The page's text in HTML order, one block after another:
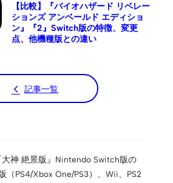
【比較】『バイオハザード リベレー
ションズ アンベールド エディショ
ン』『2』Switch版の特徴、変更
点、他機種版との違い
記事一覧
大神 絶景版』Nintendo Switch版の
（PS4/Xbox One/PS3）、Wii、PS2